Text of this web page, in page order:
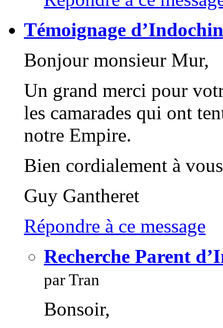
Témoignage
Bonjour monsieur Mur,
Un grand merci pour
les camarades qui ont
notre Empire.
Bien cordialement à
Guy Gantheret
Répondre à ce message
Recherche Parent
parTran
Bonsoir,